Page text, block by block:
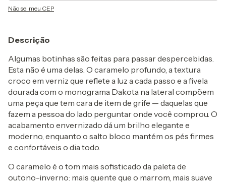
Não sei meu CEP
Descrição
Algumas botinhas são feitas para passar despercebidas.
Esta não é uma delas. O caramelo profundo, a textura
croco em verniz que reflete a luz a cada passo e a fivela
dourada com o monograma Dakota na lateral compõem
uma peça que tem cara de item de grife — daquelas que
fazem a pessoa do lado perguntar onde você comprou. O
acabamento envernizado dá um brilho elegante e
moderno, enquanto o salto bloco mantém os pés firmes
e confortáveis o dia todo.
O caramelo é o tom mais sofisticado da paleta de
outono-inverno: mais quente que o marrom, mais suave